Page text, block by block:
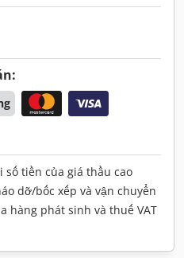
số tiền của giá thầu cao
dỡ/bốc xếp và vận chuyển
hàng phát sinh và thuế VAT